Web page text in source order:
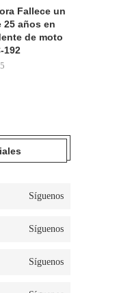
Fallece un
25 años en
de moto
192
Síguenos
Síguenos
Síguenos